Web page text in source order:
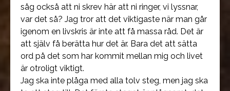
såg också att ni skrev här att ni ringer, vi lyssnar,
var det så? Jag tror att det viktigaste när man går
igenom en livskris är inte att få massa råd. Det är
att själv få berätta hur det är. Bara det att sätta
ord på det som har kommit mellan mig och livet
är otroligt viktigt.
Jag ska inte plåga med alla tolv steg, men jag ska